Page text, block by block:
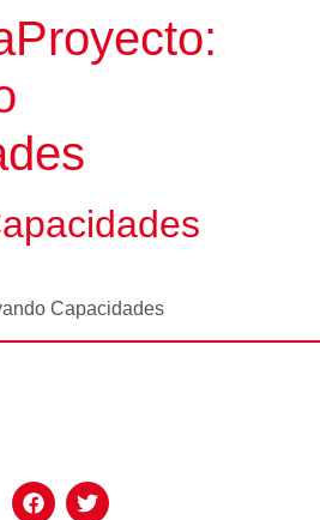
Capacidades